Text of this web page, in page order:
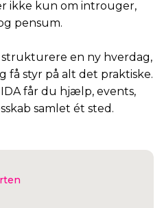
ikke kun om introuger,
pensum.
en ny hverdag,
få styr på alt det praktiske.
får du hjælp, events,
samlet ét sted.